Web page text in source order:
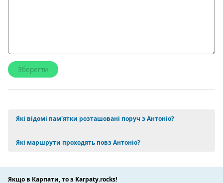
Які відомі пам'ятки розташовані поруч з Антоніо?
Які маршрути проходять повз Антоніо?
Якщо в Карпати, то з Karpaty.rocks!